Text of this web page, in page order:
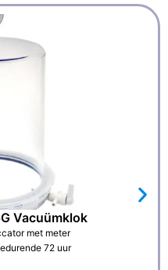
Vacuümklok
met meter
72 uur